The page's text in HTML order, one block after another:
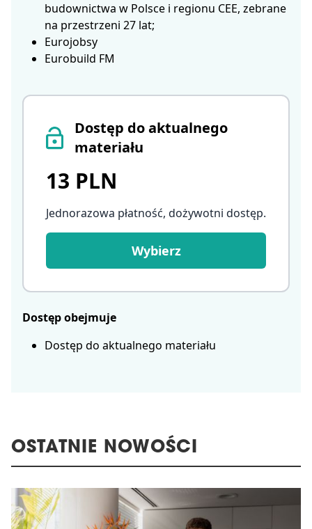
Dostęp do aktualnego
materiału
13 PLN
Jednorazowa płatność, dożywotni dostęp.
Wybierz
Dostęp obejmuje
Dostęp do aktualnego materiału
budownictwa w Polsce i regionu CEE, zebrane
na przestrzeni 27 lat;
Eurojobsy
Eurobuild FM
OSTATNIE NOWOŚCI